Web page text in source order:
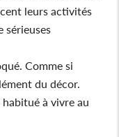
leurs activités
sérieuses
Comme si
du décor.
à vivre au